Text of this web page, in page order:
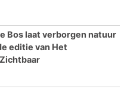
Bos laat verborgen natuur
editie van Het